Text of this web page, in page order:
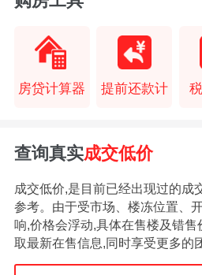
房贷计算器 提前还款计
查询真实成交低价
成交低价,是目前已经出现过的成
参考。由于受市场、楼冻位置、
响,价格会浮动,具体在售楼及错
取最新在售信息,同时享受更多的